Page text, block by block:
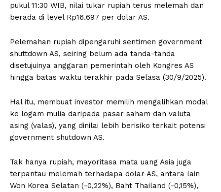
pukul 11:30 WIB, nilai tukar rupiah terus melemah dan
berada di level Rp16.697 per dolar AS.
Pelemahan rupiah dipengaruhi sentimen government
shuttdown AS, seiring belum ada tanda-tanda
disetujuinya anggaran pemerintah oleh Kongres AS
hingga batas waktu terakhir pada Selasa (30/9/2025).
Hal itu, membuat investor memilih mengalihkan modal
ke logam mulia daripada pasar saham dan valuta
asing (valas), yang dinilai lebih berisiko terkait potensi
government shutdown AS.
Tak hanya rupiah, mayoritasa mata uang Asia juga
terpantau melemah terhadapa dolar AS, antara lain
Won Korea Selatan (-0,22%), Baht Thailand (-0,15%),